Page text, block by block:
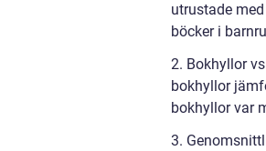
utrustade
böcker i
2. Bokhyllor
bokhyllor
bokhyllor var
3.